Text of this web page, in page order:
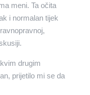
meni. Ta očita
i normalan tijek
drugim
prijetilo mi se da